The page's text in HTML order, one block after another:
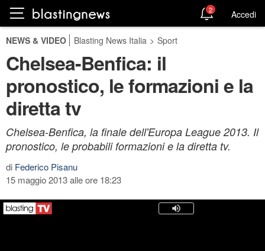
2 Accedi
NEWS & VIDEO Blasting News Italia > Sport
Chelsea-Benfica: il
pronostico, le formazioni e la
diretta tv
Chelsea-Benfica, la finale dell'Europa League 2013. Il
pronostico, le probabili formazioni e la diretta tv.
di Federico Pisanu
15 maggio 2013 alle ore 18:23